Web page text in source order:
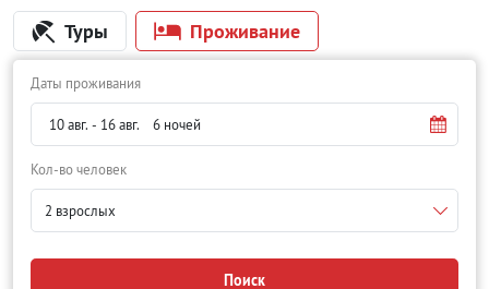
Туры Проживание
Даты проживания
Кол-во человек
2 взрослых
Поиск